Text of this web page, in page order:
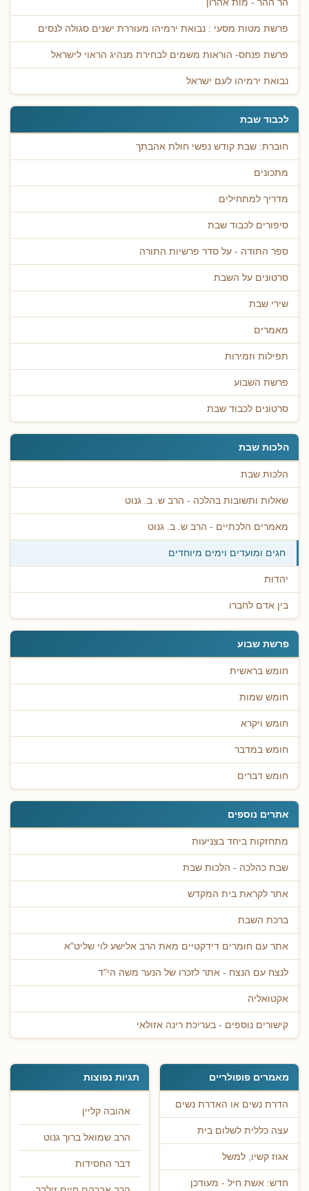
הר ההר - מות אהרון
פרשת מטות מסעי : נבואת ירמיהו מעוררת ישנים סגולה לנסים
פרשת פנחס- הוראות משמים לבחירת מנהיג הראוי לישראל
נבואת ירמיהו לעם ישראל
לכבוד שבת
חוברת: שבת קודש נפשי חולת אהבתך
מתכונים
מדריך למתחילים
סיפורים לכבוד שבת
ספר התודה - על סדר פרשיות התורה
סרטונים על השבת
שירי שבת
מאמרים
תפילות וזמירות
פרשת השבוע
סרטונים לכבוד שבת
הלכות שבת
הלכות שבת
שאלות ותשובות בהלכה - הרב ש. ב. גנוט
מאמרים הלכתיים - הרב ש. ב. גנוט
חגים ומועדים וימים מיוחדים
יהדות
בין אדם לחברו
פרשת שבוע
חומש בראשית
חומש שמות
חומש ויקרא
חומש במדבר
חומש דברים
אתרים נוספים
מתחזקות ביחד בצניעות
שבת כהלכה - הלכות שבת
אתר לקראת בית המקדש
ברכת השבת
אתר עם חומרים דידקטיים מאת הרב אלישע לוי שליט"א
לנצח עם הנצח - אתר לזכרו של הנער משה הי"ד
אקטואליה
קישורים נוספים - בעריכת רינה אזולאי
מאמרים פופולריים
הדרת נשים או האדרת נשים
עצה כללית לשלום בית
אגוז קשיו, למשל
חדש: אשת חיל - מעודכן
תגיות נפוצות
אהובה קליין
הרב שמואל ברוך גנוט
דבר החסידות